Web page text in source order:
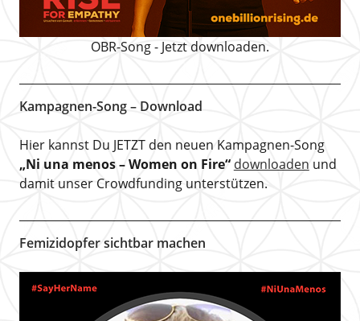
OBR-Song - Jetzt downloaden.
Kampagnen-Song – Download
Hier kannst Du JETZT den neuen Kampagnen-Song
„Ni una menos – Women on Fire“ downloaden und
damit unser Crowdfunding unterstützen.
Femizidopfer sichtbar machen